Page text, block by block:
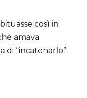
così in
amava
di “incatenarlo”.